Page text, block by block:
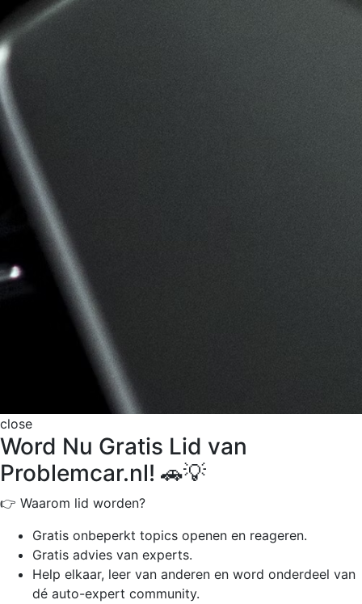
close
Word Nu Gratis Lid van
Problemcar.nl! 🚗💡
👉 Waarom lid worden?
Gratis onbeperkt topics openen en reageren.
Gratis advies van experts.
Help elkaar, leer van anderen en word onderdeel van
dé auto-expert community.